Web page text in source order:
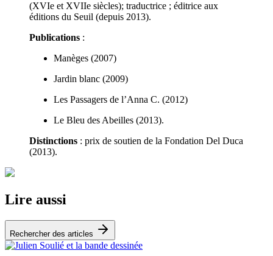
(XVIe et XVIIe siècles); traductrice ; éditrice aux
éditions du Seuil (depuis 2013).
Publications :
Manèges (2007)
Jardin blanc (2009)
Les Passagers de l’Anna C. (2012)
Le Bleu des Abeilles (2013).
Distinctions : prix de soutien de la Fondation Del Duca
(2013).
Lire aussi
Rechercher des articles